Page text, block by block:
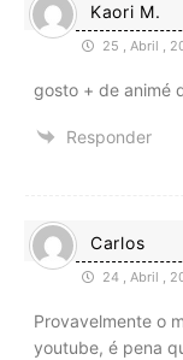
Kaori M.
25 , Abril ,
gosto + de animé
Responder
Carlos
24 , Abril ,
Provavelmente o
youtube, é pena